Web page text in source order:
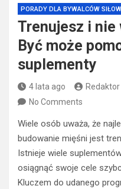
PORADY DLA BYWALCÓW
Trenujesz i
Być może
suplementy
4 lata ago
No Comments
Wiele osób uważa, że
budowanie mięśni jest
Istnieje wiele
osiągnąć swoje cele
Kluczem do udanego